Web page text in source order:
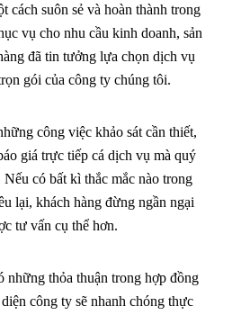
cách suôn sẻ và hoàn thành trong
vụ cho nhu cầu kinh doanh, sản
đã tin tưởng lựa chọn dịch vụ
gói của công ty chúng tôi.
công việc khảo sát cần thiết,
giá trực tiếp cá dịch vụ mà quý
có bất kì thắc mắc nào trong
lại, khách hàng đừng ngần ngại
tư vấn cụ thể hơn.
những thỏa thuận trong hợp đồng
công ty sẽ nhanh chóng thực